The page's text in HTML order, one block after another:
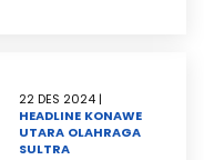
22 DES 2024 |
HEADLINE KONAWE
UTARA OLAHRAGA
SULTRA